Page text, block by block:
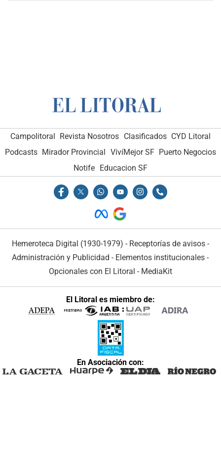
Campolitoral Revista Nosotros Clasificados CYD Litoral
Podcasts Mirador Provincial VivíMejor SF Puerto Negocios
Notife Educacion SF
Hemeroteca Digital (1930-1979) - Receptorías de avisos -
Administración y Publicidad - Elementos institucionales -
Opcionales con El Litoral - MediaKit
El Litoral es miembro de:
En Asociación con: